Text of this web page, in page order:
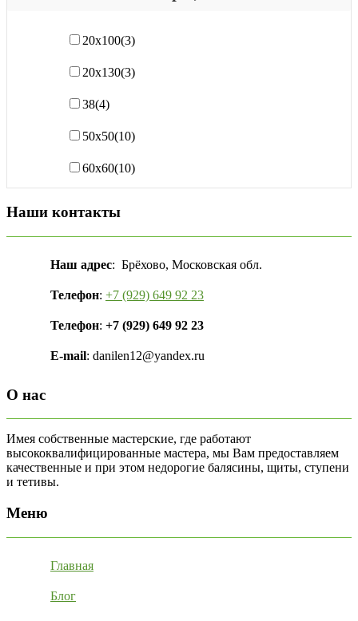
20х100(3)
20х130(3)
38(4)
50х50(10)
60х60(10)
Наши контакты
Наш адрес: Брёхово, Московская обл.
Телефон: +7 (929) 649 92 23
Телефон: +7 (929) 649 92 23
E-mail: danilen12@yandex.ru
О нас
Имея собственные мастерские, где работают
высококвалифицированные мастера, мы Вам предоставляем
качественные и при этом недорогие балясины, щиты, ступени
и тетивы.
Меню
Главная
Блог